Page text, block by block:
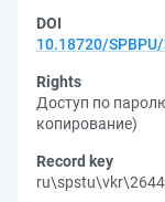
DOI
10.18720/
Rights
Доступ по
копирование)
Record key